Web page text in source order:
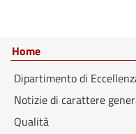
Home
Dipartimento di
Notizie di carattere
Qualità